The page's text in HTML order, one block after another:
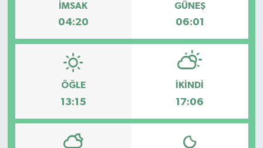
İMSAK
04:20
GÜNEŞ
06:01
ÖĞLE
13:15
İKINDI
17:06